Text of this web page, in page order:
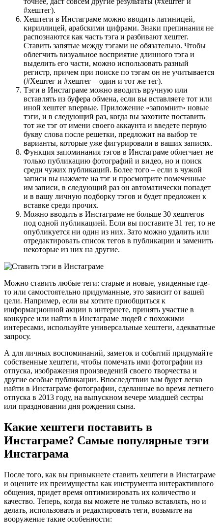
#хештег).
Хештеги в Инстаграме можно вводить латиницей,
кириллицей, арабскими цифрами. Знаки препинания не
распознаются как часть тэга и разбивают хештег.
Ставить запятые между тэгами не обязательно. Чтобы
облегчить визуальное восприятие длинного тэга и
выделить его части, можно использовать разный
регистр, причем при поиске по тэгам он не учитывается
(#Хештег и #хештег – один и тот же тег).
Тэги в Инстаграме можно вводить вручную или
вставлять из буфера обмена, если вы вставляете тот или
иной хештег впервые. Приложение «запомнит» новые
тэги, и в следующий раз, когда вы захотите поставить
тот же тэг от имени своего аккаунта и введете первую
букву слова после решетки, предложит на выбор те
варианты, которые уже фигурировали в ваших записях.
Функция запоминания тэгов в Инстаграме облегчает не
только публикацию фотографий и видео, но и поиск
среди чужих публикаций. Более того – если в чужой
записи вы нажмете на тэг и просмотрите помеченные
им записи, в следующий раз он автоматически попадет
и в вашу личную подборку тэгов и будет предложен к
вставке среди прочих.
Можно вводить в Инстаграме не больше 30 хештегов
под одной публикацией. Если вы поставите 31 тег, то не
опубликуется ни один из них. Зато можно удалить или
отредактировать список тегов в публикации и заменить
некоторые из них на другие.
Можно ставить любые теги: старые и новые, увиденные где-
то или самостоятельно придуманные, это зависит от вашей
цели. Например, если вы хотите приобщиться к
информационной акции в интернете, принять участие в
конкурсе или найти в Инстаграме людей с похожими
интересами, используйте универсальные хештеги, адекватные
запросу.
А для личных воспоминаний, заметок и событий придумайте
собственные хештеги, чтобы помечать ими фотографии из
отпуска, изображения произведений своего творчества и
другие особые публикации. Впоследствии вам будет легко
найти в Инстаграме фотографии, сделанные во время летнего
отпуска в 2013 году, на выпускном вечере младшей сестры
или праздновании дня рождения сына.
Какие хештеги поставить в
Инстаграме? Самые популярные тэги
Инстаграма
После того, как вы привыкнете ставить хештеги в Инстаграме
и оцените их преимущества как инструмента интерактивного
общения, придет время оптимизировать их количество и
качество. Теперь, когда вы можете не только вставлять, но и
делать, использовать и редактировать теги, возьмите на
вооружение такие особенности: